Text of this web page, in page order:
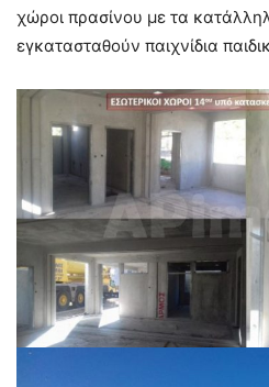
χώροι πρασίνου με τα
εγκατασταθούν παιχνίδια